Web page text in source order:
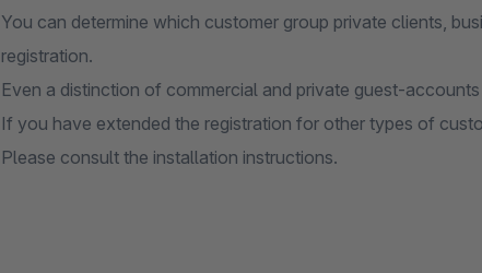
You can determine which customer group private clients,
registration.
Even a distinction of commercial and private guest-
If you have extended the registration for other types of
Please consult the installation instructions.